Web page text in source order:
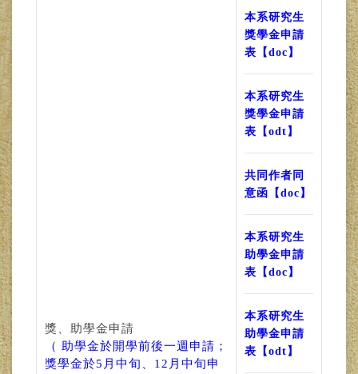
獎、助學金申請
（ 助學金於開學前後一週申請；
獎學金於5月中旬、12月中旬申
本系研究生
獎學金申請
表【doc】
本系研究生
獎學金申請
表【odt】
共同作者同
意函【doc】
本系研究生
助學金申請
表【doc】
本系研究生
助學金申請
表【odt】